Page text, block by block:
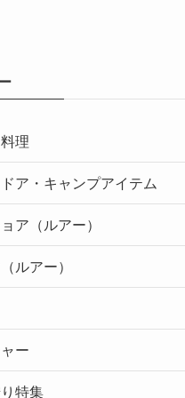
理
ア・キャンプアイテム
ア（ルアー）
ルアー）
ー
特集